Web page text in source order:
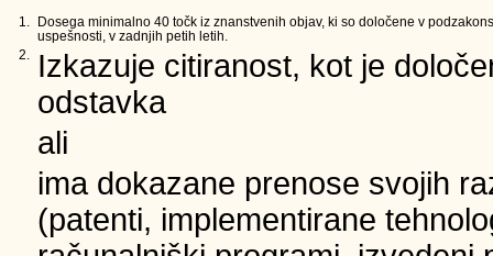
1.
Dosega minimalno 40 točk iz znanstvenih objav, ki so določene v
uspešnosti, v zadnjih petih letih.
2.
Izkazuje citiranost, kot je
odstavka
ali
ima dokazane prenose svojih
(patenti, implementirane